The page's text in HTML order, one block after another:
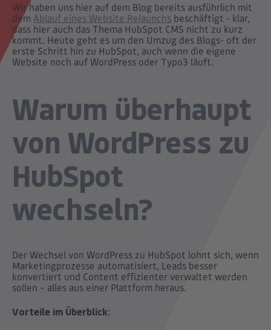
Wir haben uns hier auf dem Blog bereits ausführlich mit
dem Ablauf eines Website Relaunchs beschäftigt - klar,
dass hier auch das Thema HubSpot CMS nicht zu kurz
kommt. Heute geht es um den Umzug des Blogs- oft der
erste Schritt hin zu HubSpot, auch wenn die eigene
Website noch auf WordPress oder Typo3 läuft.
Warum überhaupt
von WordPress zu
HubSpot
wechseln?
Der Wechsel von WordPress zu HubSpot lohnt sich, wenn
Marketingprozesse automatisiert, Leads besser
konvertiert und Content effizienter verwaltet werden
sollen – alles aus einer Plattform heraus.
Vorteile im Überblick: